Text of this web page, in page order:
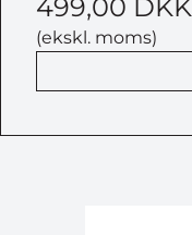
499,00 DKK
(ekskl. moms)